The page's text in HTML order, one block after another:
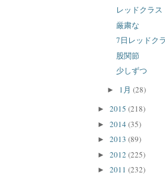
レッドクラス
厳粛な
7日レッドク
股関節
少しずつ
► 1月 (28)
► 2015 (218)
► 2014 (35)
► 2013 (89)
► 2012 (225)
► 2011 (232)